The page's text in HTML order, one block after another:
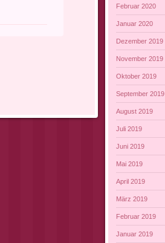
Februar 2020
Januar 2020
Dezember 2019
November 2019
Oktober 2019
September 2019
August 2019
Juli 2019
Juni 2019
Mai 2019
April 2019
März 2019
Februar 2019
Januar 2019